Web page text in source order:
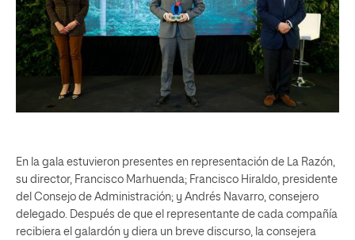
En la gala estuvieron presentes en representación de La Razón,
su director, Francisco Marhuenda; Francisco Hiraldo, presidente
del Consejo de Administración; y Andrés Navarro, consejero
delegado. Después de que el representante de cada compañía
recibiera el galardón y diera un breve discurso, la consejera